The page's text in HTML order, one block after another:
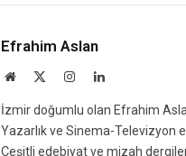
Efrahim Aslan
Website InstagramLinkedIn
İzmir doğumlu olan Efrahim
Yazarlık ve Sinema-Televizyon
Çeşitli edebiyat ve mizah